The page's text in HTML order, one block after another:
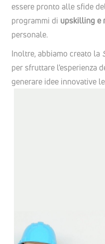
essere pronto alle sfide
programmi di upskilling e
personale.
Inoltre, abbiamo creato la
per sfruttare l'esperienza
generare idee innovative